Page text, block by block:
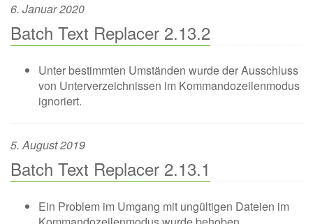
6. Januar 2020
Batch Text Replacer 2.13.2
Unter bestimmten Umständen wurde der Ausschluss
von Unterverzeichnissen im Kommandozeilenmodus
ignoriert.
5. August 2019
Batch Text Replacer 2.13.1
Ein Problem im Umgang mit ungültigen Dateien im